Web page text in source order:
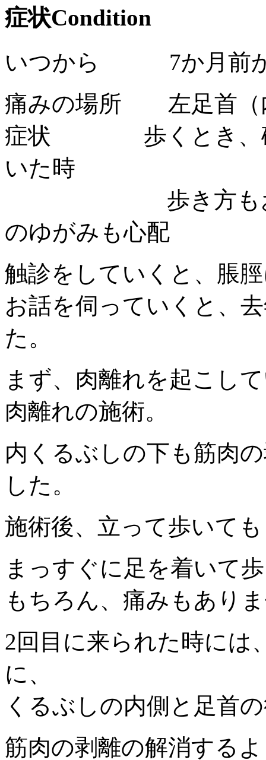
症状Condition
いつから 7か月前
痛みの場所 左足首（
症状 歩くとき、砂
いた時
歩き方もおかし
のゆがみも心配
触診をしていくと、脹
お話を伺っていくと、
た。
まず、肉離れを起こし
肉離れの施術。
内くるぶしの下も筋肉
した。
施術後、立って歩いて
まっすぐに足を着いて
もちろん、痛みもあり
2回目に来られた時には
に、
くるぶしの内側と足首
筋肉の剥離の解消する